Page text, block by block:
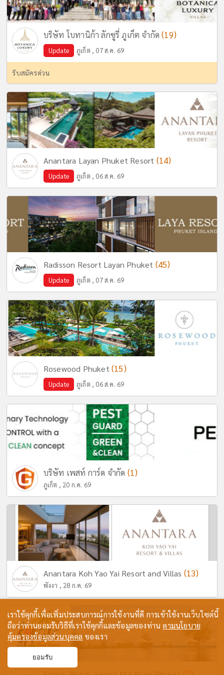
บริษัท โบทานิก้า ลักซูรี่ ภูเก็ต จำกัด(19)
Update ภูเก็ต , 07 ส.ค. 69
รับสมัครด่วน
Anantara Layan Phuket Resort (14)
Update ภูเก็ต , 06 ส.ค. 69
Radisson Resort Layan Phuket (45)
Update ภูเก็ต , 07 ส.ค. 69
Rosewood Phuket (15)
Update ภูเก็ต , 06 ส.ค. 69
บริษัท เพสท์ การ์ด จำกัด (1)
ภูเก็ต , 20 ก.ค. 69
Anantara Koh Yao Yai Resort and Villas (13)
พังงา , 28 ก.ค. 69
เราใช้คุกกี้เพื่อเพิ่มประสบการณ์การใช้งานที่ดี การเข้าใช้งานเว็บไซต์นี้
ถือว่าท่านยอมรับวิธีที่เราใช้คุกกี้และข้อมูลของท่านตามนโยบาย
คุ้มครองข้อมูลส่วนบุคคล ของเรา
ยอมรับ